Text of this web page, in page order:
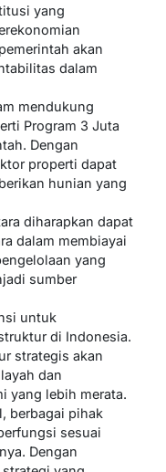
yang
akan
dalam
mendukung
Program 3 Juta
Dengan
properti dapat
hunian yang
diharapkan dapat
dalam membiayai
yang
sumber
untuk
di Indonesia.
strategis akan
dan
yang lebih merata.
berbagai pihak
sesuai
Dengan